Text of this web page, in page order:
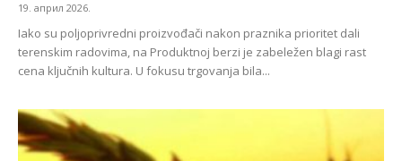
19. април 2026.
Iako su poljoprivredni proizvođači nakon praznika prioritet dali
terenskim radovima, na Produktnoj berzi je zabeležen blagi rast
cena ključnih kultura. U fokusu trgovanja bila...